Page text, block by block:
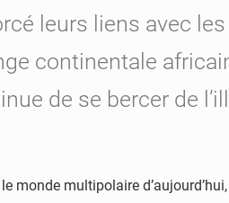
leurs liens avec
continentale
de se bercer de
multipolaire